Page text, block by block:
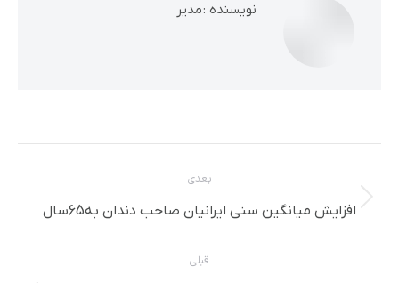
نویسنده :مدیر
مطلب
قبلی
بعدی
نوشته
افزایش میانگین سنی ایرانیان صاحب دندان به65سال